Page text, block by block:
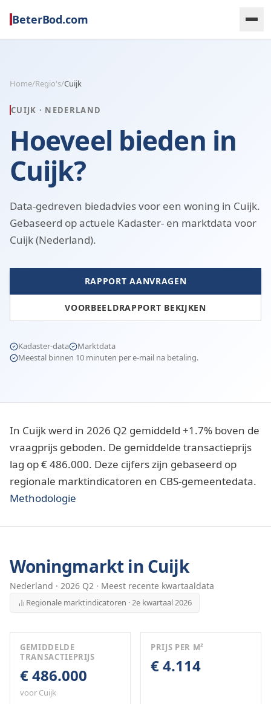
BeterBod.com
Home/Regio's/Cuijk
CUIJK · NEDERLAND
Hoeveel bieden in
Cuijk?
Data-gedreven biedadvies voor een woning in Cuijk.
Gebaseerd op actuele Kadaster- en marktdata voor
Cuijk (Nederland).
RAPPORT AANVRAGEN
VOORBEELDRAPPORT BEKIJKEN
Kadaster-data
Marktdata
Meestal binnen 10 minuten per e-mail na betaling.
In Cuijk werd in 2026 Q2 gemiddeld +1.7% boven de
vraagprijs geboden. De gemiddelde transactieprijs
lag op € 486.000. Deze cijfers zijn gebaseerd op
regionale marktindicatoren en CBS-gemeentedata.
Methodologie
Woningmarkt in Cuijk
Nederland · 2026 Q2 · Meest recente kwartaaldata
Regionale marktindicatoren · 2e kwartaal 2026
GEMIDDELDE
TRANSACTIEPRIJS
€ 486.000
voor Cuijk
PRIJS PER M²
€ 4.114